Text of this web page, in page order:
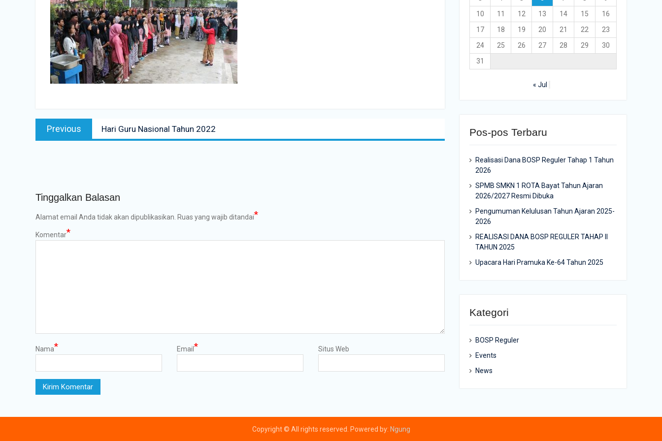
Navigasi
posPrevious
post:
Hari Guru Nasional Tahun 2022
Tinggalkan Balasan
Alamat email Anda tidak akan dipublikasikan. Ruas yang wajib ditandai*
Komentar*
Nama* Email * Situs Web
10
11 12 13 14 15
16
17
18 19 20 21 22
23
24
25 26 27 28 29
30
31
« Jul
Pos-pos Terbaru
Realisasi Dana BOSP Reguler Tahap 1 Tahun
2026
SPMB SMKN 1 ROTA Bayat Tahun Ajaran
2026/2027 Resmi Dibuka
Pengumuman Kelulusan Tahun Ajaran 2025-
2026
REALISASI DANA BOSP REGULER TAHAP II
TAHUN 2025
Upacara Hari Pramuka Ke-64 Tahun 2025
Kategori
BOSP Reguler
Events
News
Copyright © All rights reserved. Powered by: Ngung